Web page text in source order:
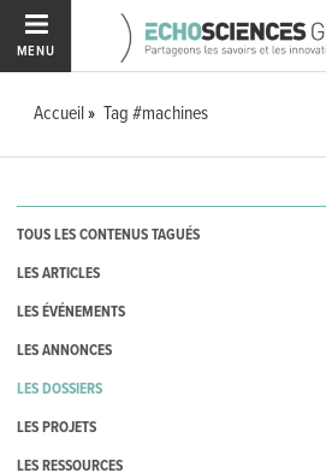
MENU
Accueil Tag #machines
TOUS LES CONTENUS TAGUÉS
LES ARTICLES
LES ÉVÉNEMENTS
LES ANNONCES
LES DOSSIERS
LES PROJETS
LES RESSOURCES